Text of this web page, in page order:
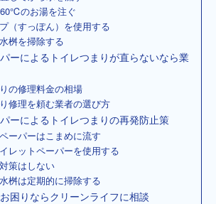
のお湯を注ぐ
（すっぽん）を使用する
桝を掃除する
ーによるトイレつまりが直らないなら業
の修理料金の相場
修理を頼む業者の選び方
ーによるトイレつまりの再発防止策
ーパーはこまめに流す
レットペーパーを使用する
策はしない
桝は定期的に掃除する
困りならクリーンライフに相談